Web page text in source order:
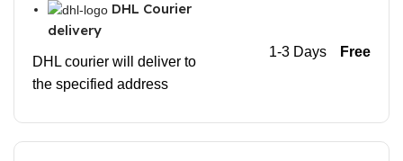
DHL Courier
delivery
DHL courier will deliver to
the specified address
1-3 Days Free